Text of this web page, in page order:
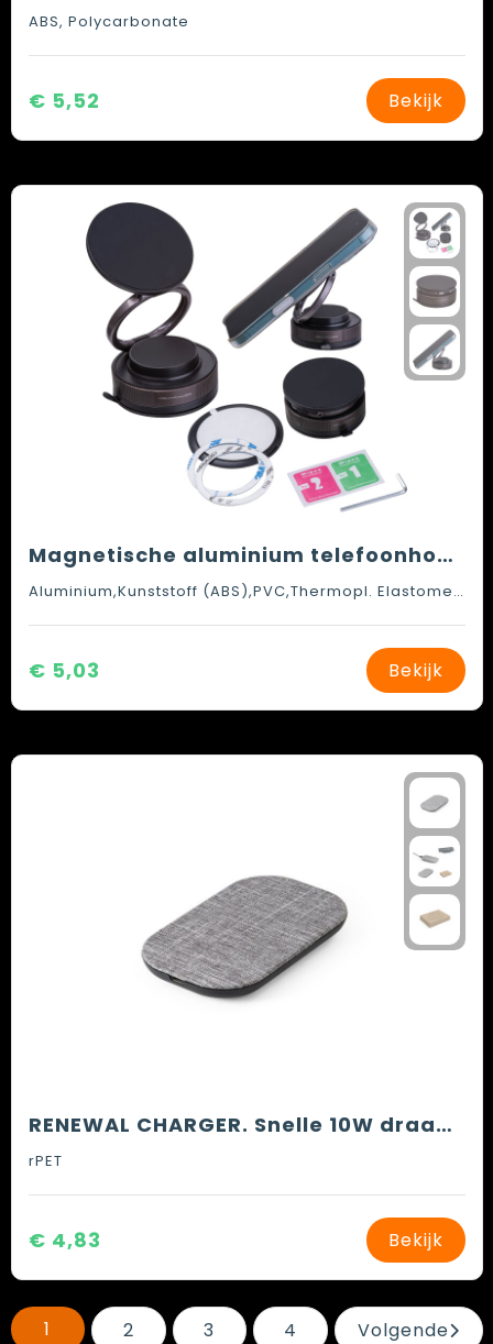
ABS, Polycarbonate
€ 5,52 Bekijk
Magnetische aluminium telefoonhouder
Aluminium,Kunststoff (ABS),PVC,Thermopl. Elastomere
€ 5,03 Bekijk
RENEWAL CHARGER. Snelle 10W draadloze oplader in gerecycled PET (100% rPET)
rPET
€ 4,83 Bekijk
1 2 3 4 Volgende